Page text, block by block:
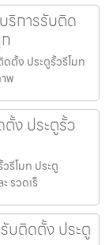
ริการรับติด
ตั้ง ประตูรั้วรีโมท
พ
ง ประตูรั้ว
รีโมท ประตู
รวดเร็
บติดตั้ง ประตู